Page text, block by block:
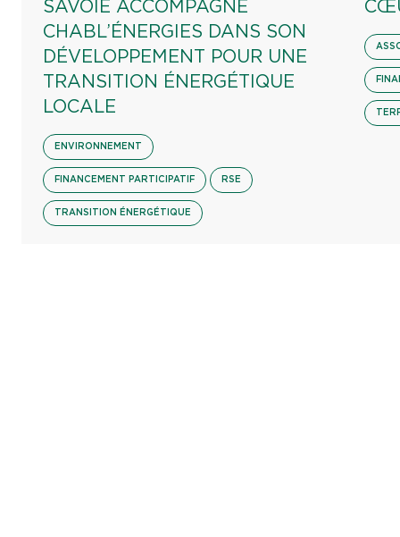
SAVOIE ACCOMPAGNE
CHABL’ÉNERGIES DANS SON
DÉVELOPPEMENT POUR UNE
TRANSITION ÉNERGÉTIQUE
LOCALE
ENVIRONNEMENT
FINANCEMENT PARTICIPATIF RSE
TRANSITION ÉNERGÉTIQUE